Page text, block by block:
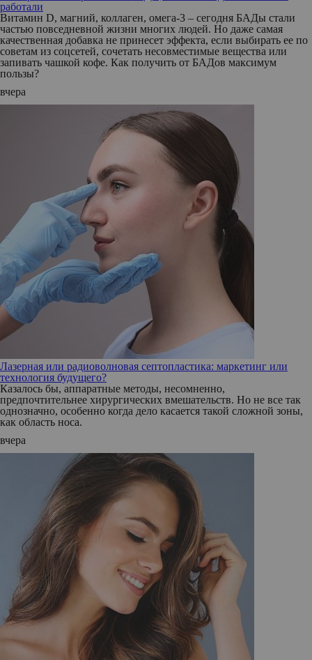
работали
Витамин D, магний, коллаген, омега-3 – сегодня БАДы стали
частью повседневной жизни многих людей. Но даже самая
качественная добавка не принесет эффекта, если выбирать ее по
советам из соцсетей, сочетать несовместимые вещества или
запивать чашкой кофе. Как получить от БАДов максимум
пользы?
вчера
Лазерная или радиоволновая септопластика: маркетинг или
технология будущего?
Казалось бы, аппаратные методы, несомненно,
предпочтительнее хирургических вмешательств. Но не все так
однозначно, особенно когда дело касается такой сложной зоны,
как область носа.
вчера